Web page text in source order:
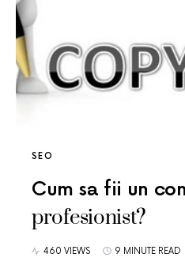
SEO
Cum sa fii un
profesionist?
460 VIEWS 9 MINUTE READ